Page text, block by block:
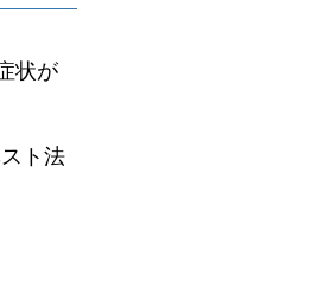
状が
ト法